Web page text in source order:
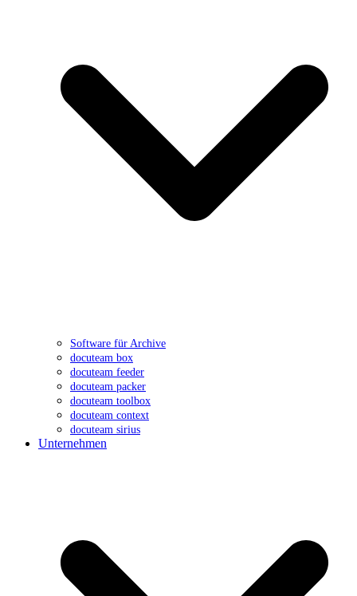
Software für Archive
docuteam box
docuteam feeder
docuteam packer
docuteam toolbox
docuteam context
docuteam sirius
Unternehmen